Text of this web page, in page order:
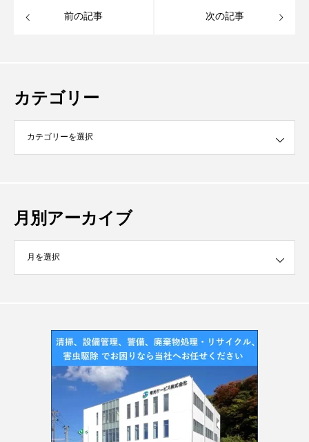
前の記事 次の記事
カテゴリー
月別アーカイブ